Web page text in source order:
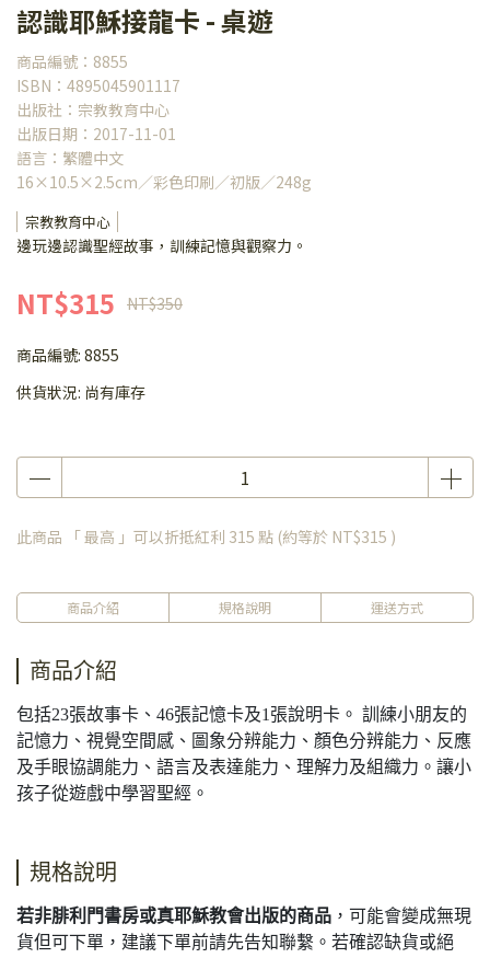
認識耶穌接龍卡 - 桌遊
商品編號：8855
ISBN：4895045901117
出版社：宗教教育中心
出版日期：2017-11-01
語言：繁體中文
16×10.5×2.5cm／彩色印刷／初版／248g
宗教教育中心
邊玩邊認識聖經故事，訓練記憶與觀察力。
NT$315 NT$350
商品編號: 8855
供貨狀況: 尚有庫存
此商品 「 最高 」可以折抵紅利 315 點 (約等於 NT$315 )
商品介紹 規格說明 運送方式
商品介紹
包括23張故事卡、46張記憶卡及1張說明卡。 訓練小朋友的
記憶力、視覺空間感、圖象分辨能力、顏色分辨能力、反應
及手眼協調能力、語言及表達能力、理解力及組織力。讓小
孩子從遊戲中學習聖經。
規格說明
若非腓利門書房或真耶穌教會出版的商品 ，可能會變成無現
貨但可下單，建議下單前請先告知聯繫。若確認缺貨或絕